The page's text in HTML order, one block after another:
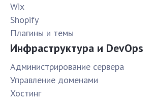
Wix
Shopify
Плагины и темы
Инфраструктура и DevOps
Администрирование сервера
Управление доменами
Хостинг